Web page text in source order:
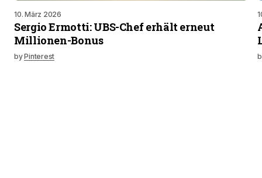
10. März 2026
Sergio Ermotti: UBS-Chef erhält erneut
Millionen-Bonus
byPinterest